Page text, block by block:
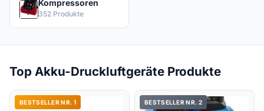
Kompressoren
352 Produkte
Top Akku-Druckluftgeräte Produkte
BESTSELLER NR. 1 BESTSELLER NR. 2